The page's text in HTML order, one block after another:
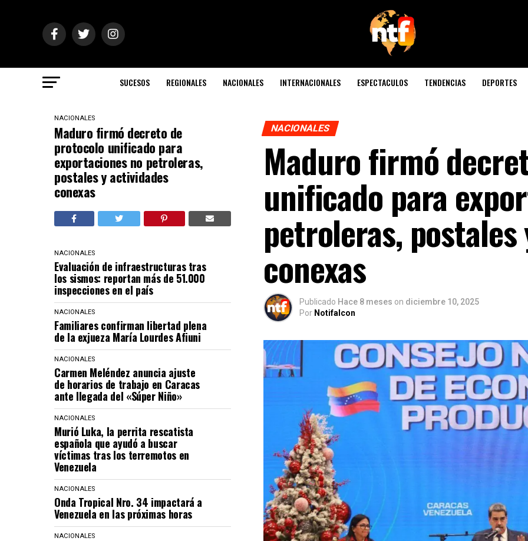
SUCESOS REGIONALES NACIONALES INTERNACIONALES ESPECTACULOS TENDENCIAS DEPORTES
NACIONALES
Maduro firmó decreto de
protocolo unificado para
exportaciones no petroleras,
postales y actividades
conexas
NACIONALES
Evaluación de infraestructuras tras
los sismos: reportan más de 51.000
inspecciones en el país
NACIONALES
Familiares confirman libertad plena
de la exjueza María Lourdes Afiuni
NACIONALES
Carmen Meléndez anuncia ajuste
de horarios de trabajo en Caracas
ante llegada del «Súper Niño»
NACIONALES
Murió Luka, la perrita rescatista
española que ayudó a buscar
víctimas tras los terremotos en
Venezuela
NACIONALES
Onda Tropical Nro. 34 impactará a
Venezuela en las próximas horas
NACIONALES
NACIONALES
Maduro firmó
unificado para
petroleras,
conexas
Publicado Hace 8 meses on diciembre 10, 2025
Por Notifalcon